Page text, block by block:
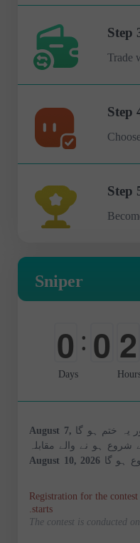
Step
Trade
Step
Step
Sniper
0
-
: 0 2
0
Days
یہ ختم ہو گا August 7,
شروع ہو نے والے مقابلہ
ہو گا August 10, 2026
* Registration for the
starts.